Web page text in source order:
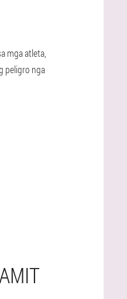
mga atleta,
peligro nga